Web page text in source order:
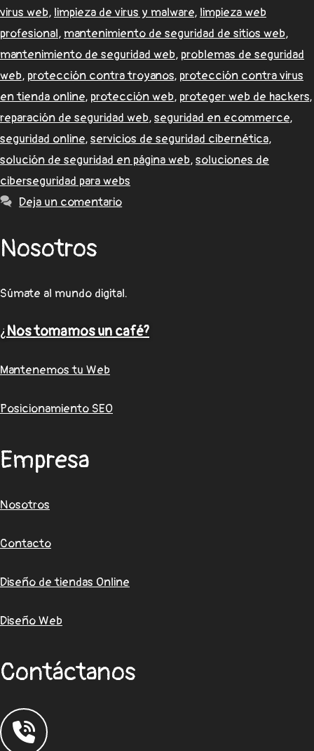
virus web, limpieza de virus y malware, limpieza web
profesional, mantenimiento de seguridad de sitios web,
mantenimiento de seguridad web, problemas de seguridad
web, protección contra troyanos, protección contra virus
en tienda online, protección web, proteger web de hackers,
reparación de seguridad web,seguridad en ecommerce,
seguridad online,servicios de seguridad cibernética,
solución de seguridad en página web,soluciones de
ciberseguridad para webs
Deja un comentario
Nosotros
Súmate al mundo digital.
¿Nos tomamos un café?
Mantenemos tu Web
Posicionamiento SEO
Empresa
Nosotros
Contacto
Diseño de tiendas Online
Diseño Web
Contáctanos